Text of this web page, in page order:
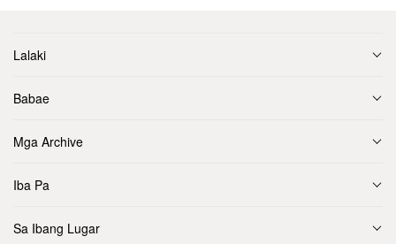
Lalaki
Babae
Mga Archive
Iba Pa
Sa Ibang Lugar